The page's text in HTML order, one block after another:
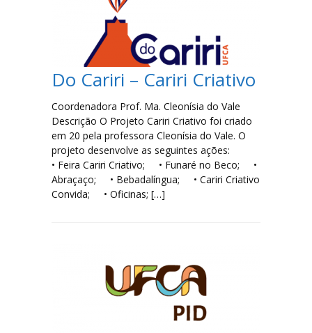
Letras-Libras
Especialização em Tradução e Interpretação de Libras
Laboratórios
Do Cariri – Cariri Criativo
Coordenadora Prof. Ma. Cleonísia do Vale
Descrição O Projeto Cariri Criativo foi criado
em 20 pela professora Cleonísia do Vale. O
projeto desenvolve as seguintes ações:
• Feira Cariri Criativo; • Funaré no Beco; •
Abraçaço; • Bebadalíngua; • Cariri Criativo
Convida; • Oficinas; […]